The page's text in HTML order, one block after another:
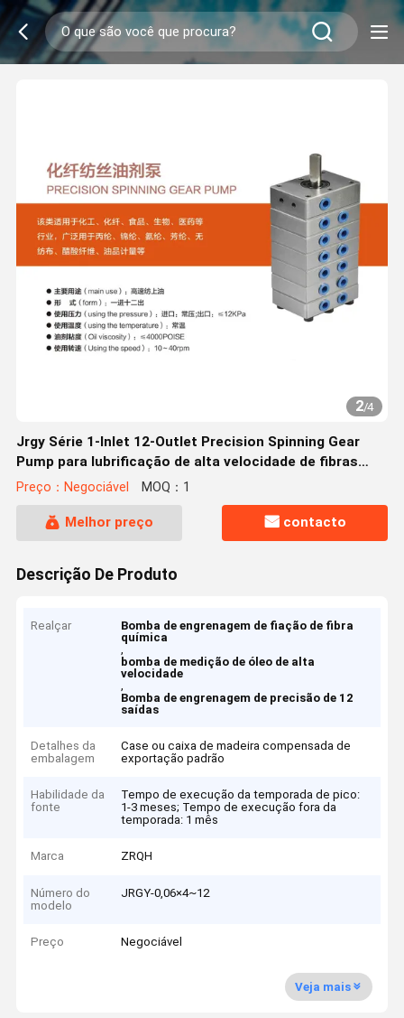
2/4
Jrgy Série 1-Inlet 12-Outlet Precision Spinning Gear
Pump para lubrificação de alta velocidade de fibras
químicas
Preço：Negociável MOQ：1
Melhor preço contacto
Descrição De Produto
Realçar
Bomba de engrenagem de fiação de fibra
química
,
bomba de medição de óleo de alta
velocidade
,
Bomba de engrenagem de precisão de 12
saídas
Detalhes da
embalagem
Case ou caixa de madeira compensada de
exportação padrão
Habilidade da
fonte
Tempo de execução da temporada de pico:
1-3 meses; Tempo de execução fora da
temporada: 1 mês
Marca ZRQH
Número do
modelo
JRGY-0,06×4~12
Preço Negociável
Veja mais